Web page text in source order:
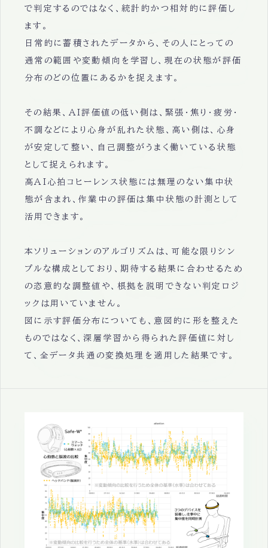
で判定するのではなく、統計的かつ相対的に評価し
ます。
日常的に蓄積されたデータから、その人にとっての
通常の範囲や変動傾向を学習し、現在の状態が評価
分布のどの位置にあるかを捉えます。
その結果、AI評価値の低い側は、緊張・焦り・疲労・
不調などにより心身が乱れた状態、高い側は、心身
が安定して整い、自己調整がうまく働いている状態
として捉えられます。
高AI心拍コヒーレンス状態には無理のない集中状
態が含まれ、作業中の評価は集中状態の計測として
活用できます。
本ソリューションのアルゴリズムは、可能な限りシン
プルな構成としており、期待する結果に合わせるため
の恣意的な調整値や、根拠を説明できない判定ロジ
ックは用いていません。
図に示す評価分布についても、意図的に形を整えた
ものではなく、深層学習から得られた評価値に対し
て、全データ共通の変換処理を適用した結果です。